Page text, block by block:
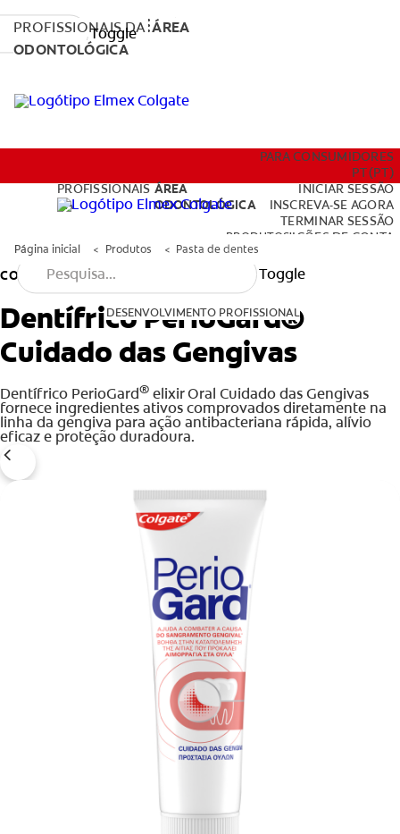
Toggle
DESENVOLVIMENTO PROFISSIONAL
PARA CONSUMIDORES
PT (PT)
INICIAR SESSÃO
TERMINAR SESSÃO
PROFISSIONAIS DAÁREA
ODONTOLÓGICA
PROFISSIONAIS
DA
ÁREA
ODONTOLÓGICA
PARA CONSUMIDORES
PT (PT)
INICIAR SESSÃO
INSCREVA-SE AGORA
TERMINAR SESSÃO
DEFINIÇÕES DE CONTA
PRODUTOS
DESENVOLVIMENTO PROFISSIONAL
Toggle
Página inicial Produtos Pasta de dentes
COLGATE PERIOGARD
Dentífrico PerioGard®
Cuidado das Gengivas
Dentífrico PerioGard® elixir Oral Cuidado das Gengivas
fornece ingredientes ativos comprovados diretamente na
linha da gengiva para ação antibacteriana rápida, alívio
eficaz e proteção duradoura.